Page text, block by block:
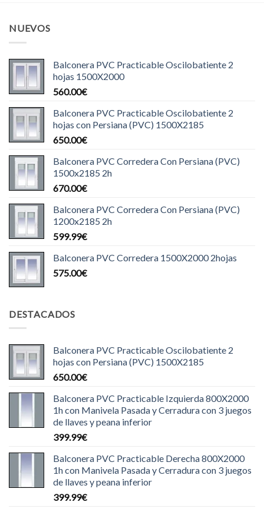
NUEVOS
Balconera PVC Practicable Oscilobatiente 2
hojas 1500X2000
560.00€
Balconera PVC Practicable Oscilobatiente 2
hojas con Persiana (PVC) 1500X2185
650.00€
Balconera PVC Corredera Con Persiana (PVC)
1500x2185 2h
670.00€
Balconera PVC Corredera Con Persiana (PVC)
1200x2185 2h
599.99€
Balconera PVC Corredera 1500X2000 2hojas
575.00€
DESTACADOS
Balconera PVC Practicable Oscilobatiente 2
hojas con Persiana (PVC) 1500X2185
650.00€
Balconera PVC Practicable Izquierda 800X2000
1h con Manivela Pasada y Cerradura con 3 juegos
de llaves y peana inferior
399.99€
Balconera PVC Practicable Derecha 800X2000
1h con Manivela Pasada y Cerradura con 3 juegos
de llaves y peana inferior
399.99€